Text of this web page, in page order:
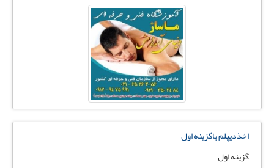
اخذدیپلم باگزینه اول
گزینه اول